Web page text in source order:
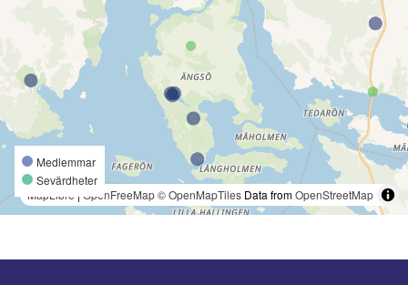
Medlemmar
Sevärdheter
MapLibre | OpenFreeMap© OpenMapTiles Data fromOpenStreetMap